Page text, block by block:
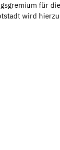
für die
wird